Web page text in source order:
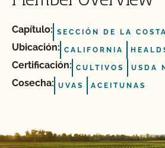
Capítulo: SECCIÓN DE LA
Ubicación: CALIFORNIA
Certificación: CULTIVOS USDA
Cosecha: UVAS ACEITUNAS